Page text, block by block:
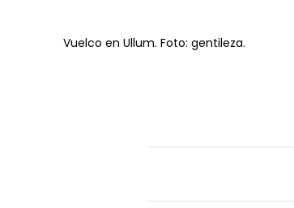
Vuelco en Ullum. Foto: gentileza.